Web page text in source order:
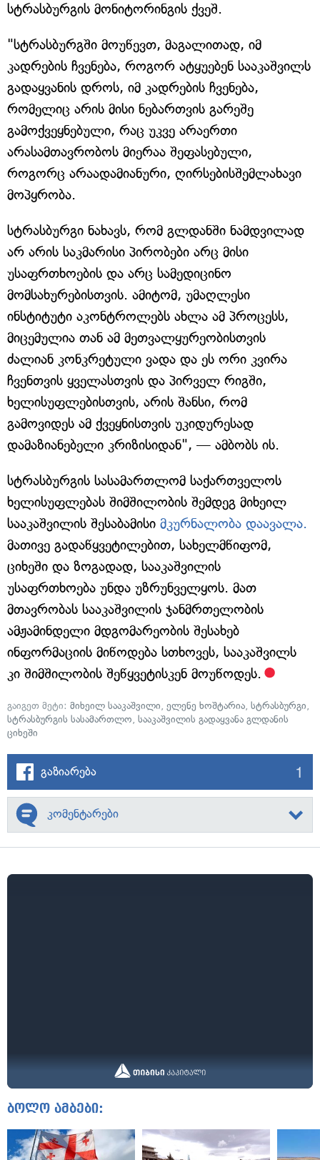
სტრასბურგის მონიტორინგის ქვეშ.
"სტრასბურგში მოუწევთ, მაგალითად, იმ
კადრების ჩვენება, როგორ ატყუებენ სააკაშვილს
გადაყვანის დროს, იმ კადრების ჩვენება,
რომელიც არის მისი ნებართვის გარეშე
გამოქვეყნებული, რაც უკვე არაერთი
არასამთავრობოს მიერაა შეფასებული,
როგორც არაადამიანური, ღირსებისშემლახავი
მოპყრობა.
სტრასბურგი ნახავს, რომ გლდანში ნამდვილად
არ არის საკმარისი პირობები არც მისი
უსაფრთხოების და არც სამედიცინო
მომსახურებისთვის. ამიტომ, უმაღლესი
ინსტიტუტი აკონტროლებს ახლა ამ პროცესს,
მიცემულია თან ამ მეთვალყურეობისთვის
ძალიან კონკრეტული ვადა და ეს ორი კვირა
ჩვენთვის ყველასთვის და პირველ რიგში,
ხელისუფლებისთვის, არის შანსი, რომ
გამოვიდეს ამ ქვეყნისთვის უკიდურესად
დამაზიანებელი კრიზისიდან", — ამბობს ის.
სტრასბურგის სასამართლომ საქართველოს
ხელისუფლებას შიმშილობის შემდეგ მიხეილ
სააკაშვილის შესაბამისი მკურნალობა დაავალა.
მათივე გადაწყვეტილებით, სახელმწიფომ,
ციხეში და ზოგადად, სააკაშვილის
უსაფრთხოება უნდა უზრუნველყოს. მათ
მთავრობას სააკაშვილის ჯანმრთელობის
ამჟამინდელი მდგომარეობის შესახებ
ინფორმაციის მიწოდება სთხოვეს, სააკაშვილს
კი შიმშილობის შეწყვეტისკენ მოუწოდეს.
გაიგეთ მეტი: მიხეილ სააკაშვილი, ელენე ხოშტარია, სტრასბურგი,
სტრასბურგის სასამართლო, სააკაშვილის გადაყვანა გლდანის
ციხეში
გაზიარება 1
კომენტარები
ბოლო ამბები: